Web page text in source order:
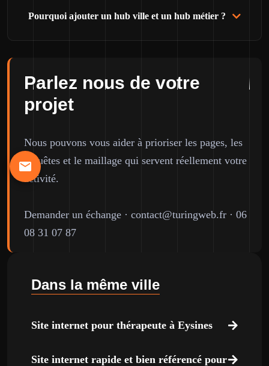
Pourquoi ajouter un hub ville et un hub métier ?
Parlez nous de votre
projet
Nous pouvons vous aider à prioriser les pages, les
requêtes et le maillage qui servent réellement votre
activité.
Demander un échange · contact@turingweb.fr · 06
08 31 07 87
Dans la même ville
Site internet pour thérapeute à Eysines
Site internet rapide et bien référencé pour